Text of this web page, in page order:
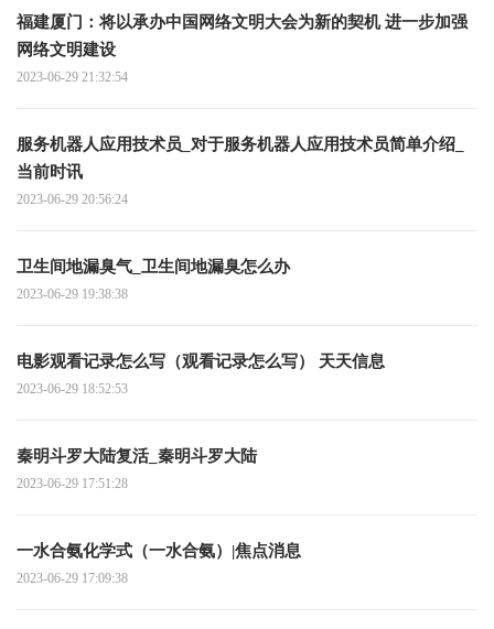
福建厦门：将以承办中国网络文明大会为新的契机 进一步加强
网络文明建设
2023-06-29 21:32:54
服务机器人应用技术员_对于服务机器人应用技术员简单介绍_
当前时讯
2023-06-29 20:56:24
卫生间地漏臭气_卫生间地漏臭怎么办
2023-06-29 19:38:38
电影观看记录怎么写（观看记录怎么写） 天天信息
2023-06-29 18:52:53
秦明斗罗大陆复活_秦明斗罗大陆
2023-06-29 17:51:28
一水合氨化学式（一水合氨）|焦点消息
2023-06-29 17:09:38